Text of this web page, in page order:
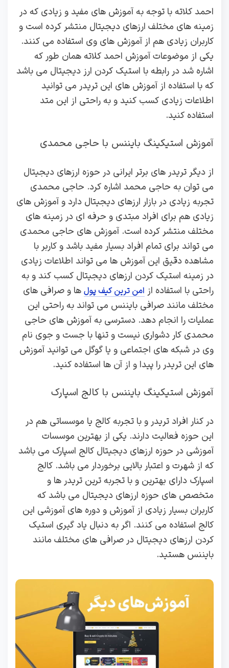
احمد کلاته با توجه به آموزش های مفید و زیادی که در
زمینه های مختلف ارزهای دیجیتال منتشر کرده است و
کاربران زیادی هم از آموزش های وی استفاده می کنند.
یکی از موضوعات آموزش احمد کلاته همان طور که
اشاره شد در رابطه با استیک کردن ارز دیجیتال می باشد
که با استفاده از آموزش های این تریدر می توانید
اطلاعات زیادی کسب کنید و به راحتی از این متد
استفاده کنید.
آموزش استیکینگ بایننس با حاجی محمدی
از دیگر تریدر های برتر ایرانی در حوزه ارزهای دیجیتال
می توان به حاجی محمد اشاره کرد. حاجی محمدی
تجربه زیادی در بازار ارزهای دیجیتال دارد و آموزش های
زیادی هم برای افراد مبتدی و حرفه ای در زمینه های
مختلف منتشر کرده است. آموزش های حاجی محمدی
می تواند برای تمام افراد بسیار مفید باشد و کاربر با
مشاهده دقیق این آموزش ها می تواند اطلاعات زیادی
در زمینه استیک کردن ارزهای دیجیتال کسب کند و به
راحتی با استفاده از امن ترین کیف پول ها و صرافی های
مختلف مانند صرافی بایننس می تواند به راحتی این
عملیات را انجام دهد. دسترسی به آموزش های حاجی
محمدی کار دشواری نیست و تنها با جست و جوی نام
وی در شبکه های اجتماعی و یا گوگل می توانید آموزش
های این تریدر را پیدا و از آن ها استفاده کنید.
آموزش استیکینگ بایننس با کالج اسپارک
در کنار افراد تریدر و با تجربه کالج یا موسساتی هم در
این حوزه فعالیت دارند. یکی از بهترین موسسات
آموزشی در حوزه ارزهای دیجیتال کالج اسپارک می باشد
که از شهرت و اعتبار بالایی برخوردار می باشد. کالج
اسپارک دارای بهترین و با تجربه ترین تریدر ها و
متخصص های حوزه ارزهای دیجیتال می باشد که
کاربران بسیار زیادی از آموزش و دوره های آموزشی این
کالج استفاده می کنند. اگر به دنبال یاد گیری استیک
کردن ارزهای دیجیتال در صرافی های مختلف مانند
بایننس هستید.